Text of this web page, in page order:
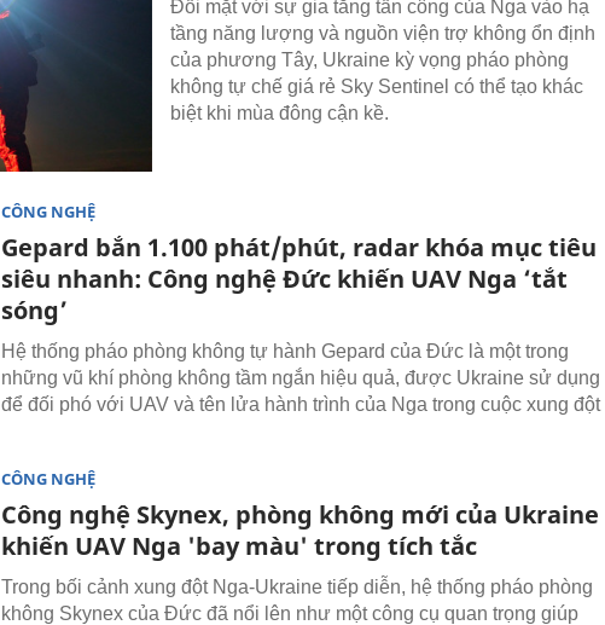
Đối mặt với sự gia tăng tấn công của Nga vào hạ
tầng năng lượng và nguồn viện trợ không ổn định
của phương Tây, Ukraine kỳ vọng pháo phòng
không tự chế giá rẻ Sky Sentinel có thể tạo khác
biệt khi mùa đông cận kề.
CÔNG NGHỆ
Gepard bắn 1.100 phát/phút, radar khóa mục tiêu
siêu nhanh: Công nghệ Đức khiến UAV Nga ‘tắt
sóng’
Hệ thống pháo phòng không tự hành Gepard của Đức là một trong
những vũ khí phòng không tầm ngắn hiệu quả, được Ukraine sử dụng
để đối phó với UAV và tên lửa hành trình của Nga trong cuộc xung đột
CÔNG NGHỆ
Công nghệ Skynex, phòng không mới của Ukraine
khiến UAV Nga 'bay màu' trong tích tắc
Trong bối cảnh xung đột Nga-Ukraine tiếp diễn, hệ thống pháo phòng
không Skynex của Đức đã nổi lên như một công cụ quan trọng giúp